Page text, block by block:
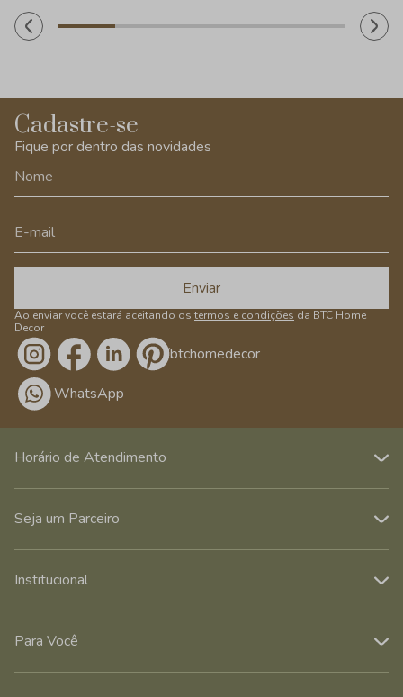
Cadastre-se
Fique por dentro das novidades
Enviar
Ao enviar você estará aceitando os termos e condições da BTC Home
Decor
/btchomedecor
WhatsApp
Horário de Atendimento
Seja um Parceiro
Institucional
Para Você